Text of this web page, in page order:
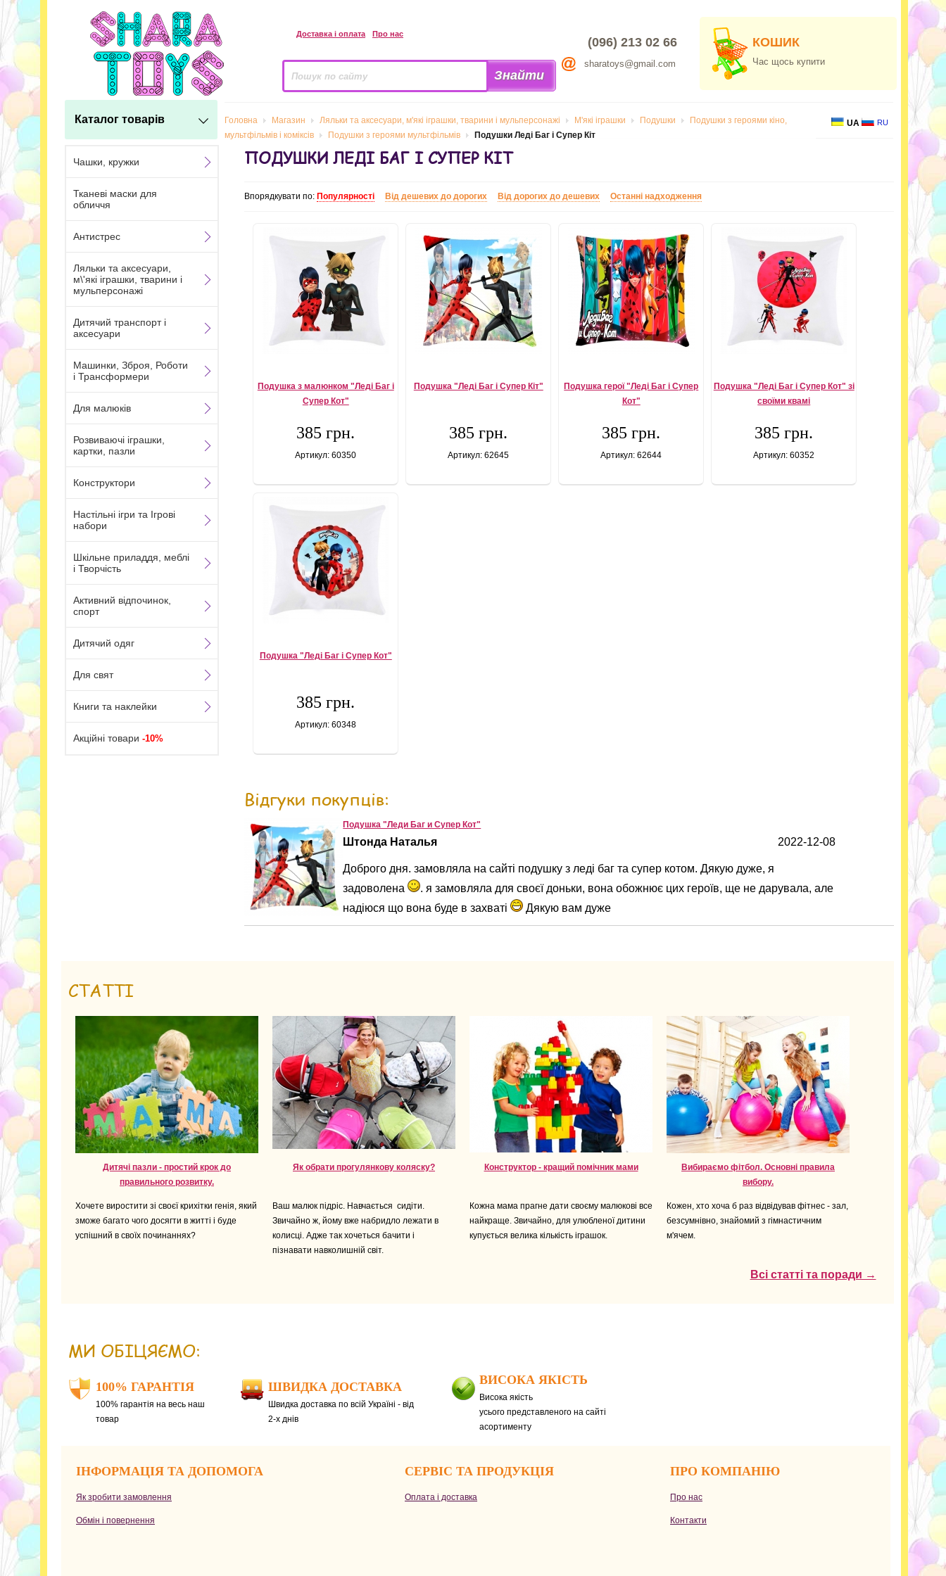
Доставка і оплата Про нас
(096) 213 02 66
sharatoys@gmail.com
КОШИК
Час щось купити
Каталог товарів Головна Магазин Ляльки та аксесуари, м'які іграшки, тварини і мульперсонажі М'які іграшки Подушки
Подушки з героями кіно,
мультфільмів і коміксів
Подушки з героями мультфільмів Подушки Леді Баг і Супер Кіт
UA RU
ПОДУШКИ ЛЕДІ БАГ І СУПЕР КІТ
Впорядкувати по: Популярності Від дешевих до дорогих Від дорогих до дешевих Останні надходження
Подушка з малюнком "Леді Баг і
Супер Кот"
385 грн.
Артикул: 60350
Подушка "Леді Баг і Супер Кіт"
385 грн.
Артикул: 62645
Подушка герої "Леді Баг і Супер
Кот"
385 грн.
Артикул: 62644
Подушка "Леді Баг і Супер Кот" зі
своїми квамі
385 грн.
Артикул: 60352
Подушка "Леді Баг і Супер Кот"
385 грн.
Артикул: 60348
Відгуки покупців:
Подушка "Леди Баг и Супер Кот"
Штонда Наталья 2022-12-08
Доброго дня. замовляла на сайті подушку з леді баг та супер котом. Дякую дуже, я
задоволена
. я замовляла для своєї доньки, вона обожнює цих героїв, ще не дарувала, але
надіюся що вона буде в захваті
Дякую вам дуже
Чашки, кружки
Тканеві маски для
обличчя
Антистрес
Ляльки та аксесуари,
м\'які іграшки, тварини і
мульперсонажі
Дитячий транспорт і
аксесуари
Машинки, Зброя, Роботи
і Трансформери
Для малюків
Розвиваючі іграшки,
картки, пазли
Конструктори
Настільні ігри та Ігрові
набори
Шкільне приладдя, меблі
і Творчість
Активний відпочинок,
спорт
Дитячий одяг
Для свят
Книги та наклейки
Акційні товари -10%
СТАТТІ
Дитячі пазли - простий крок до
правильного розвитку.
Хочете виростити зі своєї крихітки генія, який
зможе багато чого досягти в житті і буде
успішний в своїх починаннях?
Як обрати прогулянкову коляску?
Ваш малюк підріс. Навчається сидіти.
Звичайно ж, йому вже набридло лежати в
колисці. Адже так хочеться бачити і
пізнавати навколишній світ.
Конструктор - кращий помічник мами
Кожна мама прагне дати своєму малюкові все
найкраще. Звичайно, для улюбленої дитини
купується велика кількість іграшок.
Вибираємо фітбол. Основні правила
вибору.
Кожен, хто хоча б раз відвідував фітнес - зал,
безсумнівно, знайомий з гімнастичним
м'ячем.
Всі статті та поради →
МИ ОБІЦЯЄМО:
100% ГАРАНТІЯ
100% гарантія на весь наш
товар
ШВИДКА ДОСТАВКА
Швидка доставка по всій Україні - від
2-х днів
ВИСОКА ЯКІСТЬ
Висока якість
усього представленого на сайті
асортименту
ІНФОРМАЦІЯ ТА ДОПОМОГА СЕРВІС ТА ПРОДУКЦІЯ ПРО КОМПАНІЮ
Як зробити замовлення Оплата і доставка Про нас
Обмін і повернення Контакти